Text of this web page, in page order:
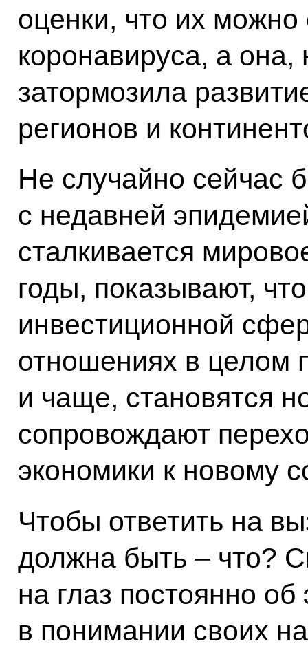
оценки, что их
коронавируса, а
затормозила
регионов и
Не случайно сейчас
с недавней
сталкивается
годы, показывают,
инвестиционной
отношениях в целом
и чаще, становятся
сопровождают
экономики к новому
Чтобы ответить на
должна быть – что?
на глаз постоянно
в понимании своих